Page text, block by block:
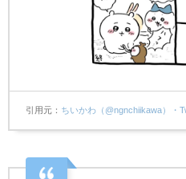
引用元 ちいかわ（@ngnchiikawa）・